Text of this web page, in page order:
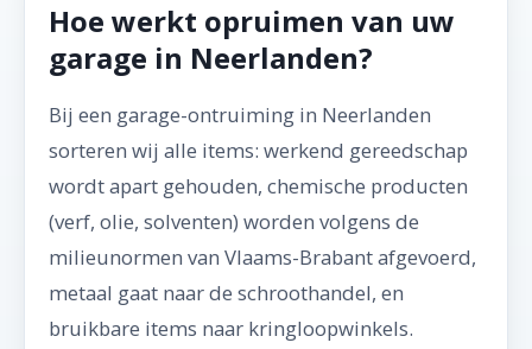
Hoe werkt opruimen van uw
garage in Neerlanden?
Bij een garage-ontruiming in Neerlanden
sorteren wij alle items: werkend gereedschap
wordt apart gehouden, chemische producten
(verf, olie, solventen) worden volgens de
milieunormen van Vlaams-Brabant afgevoerd,
metaal gaat naar de schroothandel, en
bruikbare items naar kringloopwinkels.